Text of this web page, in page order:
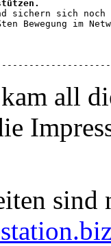
sichern sich
Bewegung im
all
sind